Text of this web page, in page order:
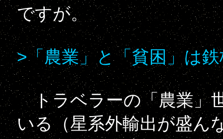
ですが。
>「農業」と「貧困」は
トラベラーの「農業」
いる（星系外輸出が盛ん